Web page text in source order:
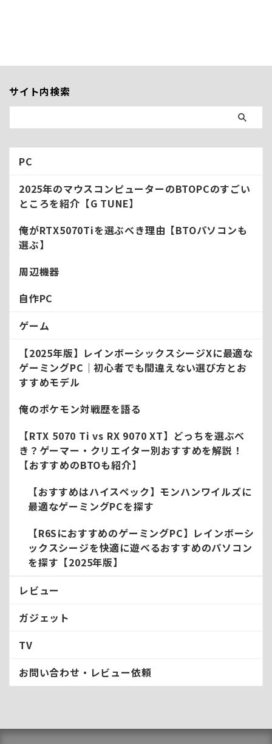
ーレスのTVを発表した。しかも
ビまで価格破壊しに来たかって
ど機能解説することにした。
のでまとめました。
https://kuzir ...
サイト内検索
PC
2025年のマウスコンピューターのBTOPCのすごい
ところを紹介【G TUNE】
俺がRTX5070Tiを選ぶべき理由【BTOパソコンも
選ぶ】
周辺機器
自作PC
ゲーム
【2025年版】レインボーシックスシージXに最適な
ゲーミングPC｜初心者でも間違えない選び方とお
すすめモデル
俺のポケモン対戦歴を語る
【RTX 5070 Ti vs RX 9070 XT】どっちを選ぶべ
き？ゲーマー・クリエイター別おすすめを解説！
【おすすめのBTOも紹介】
【おすすめはハイスペック】モンハンワイルズに
最適なゲーミングPCを探す
【R6SにおすすめのゲーミングPC】レインボーシ
ックスシージを快適に遊べるおすすめのパソコン
を探す【2025年版】
レビュー
ガジェット
TV
お問い合わせ・レビュー依頼